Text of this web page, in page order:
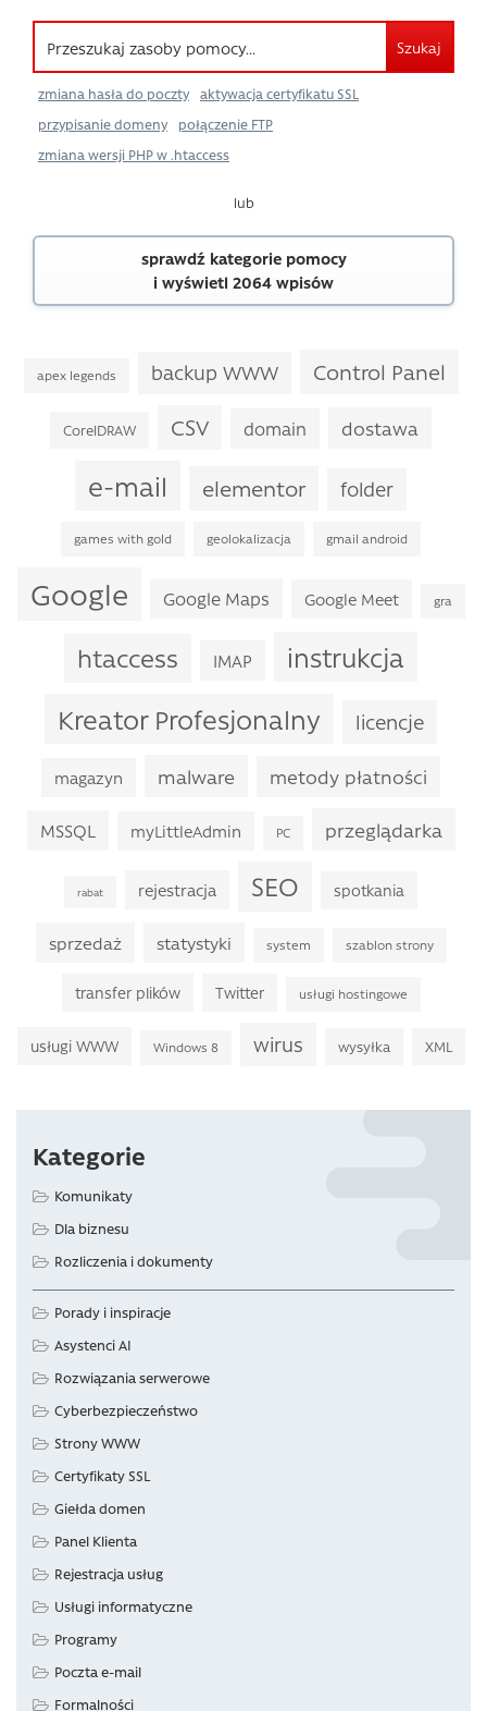
Szukaj
zmiana hasła do poczty
aktywacja certyfikatu SSL
przypisanie domeny
połączenie FTP
zmiana wersji PHP w .htaccess
lub
sprawdź kategorie pomocy
i wyświetl 2064 wpisów
apex legends backup WWW Control Panel
CorelDRAW CSV domain dostawa
e-mail elementor folder
games with gold geolokalizacja gmail android
Google Google Maps Google Meet gra
htaccess IMAP
instrukcja
Kreator Profesjonalny
licencje
magazyn malware metody płatności
MSSQL myLittleAdmin PC przeglądarka
rabat rejestracja SEO spotkania
sprzedaż statystyki system szablon strony
transfer plików Twitter usługi hostingowe
usługi WWW Windows 8 wirus wysyłka XML
Kategorie
Komunikaty
Dla biznesu
Rozliczenia i dokumenty
Porady i inspiracje
Asystenci AI
Rozwiązania serwerowe
Cyberbezpieczeństwo
Strony WWW
Certyfikaty SSL
Giełda domen
Panel Klienta
Rejestracja usług
Usługi informatyczne
Programy
Poczta e-mail
Formalności